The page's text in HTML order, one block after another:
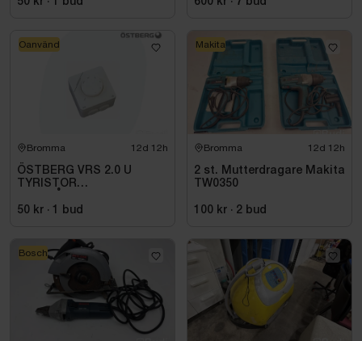
Bromma 12d 12h
ÖSTBERG VRS 2.0 U
TYRISTOR
50 kr · 1 bud
Oanvänd
Bromma 12d 12h
2 st. Mutterdragare Makita
TW0350
100 kr · 2 bud
Makita
Bosch